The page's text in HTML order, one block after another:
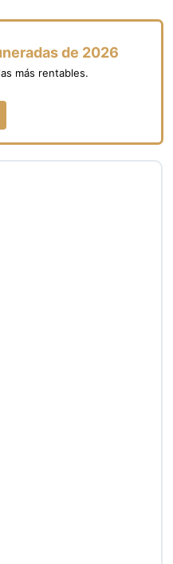
de 2026
más rentables.